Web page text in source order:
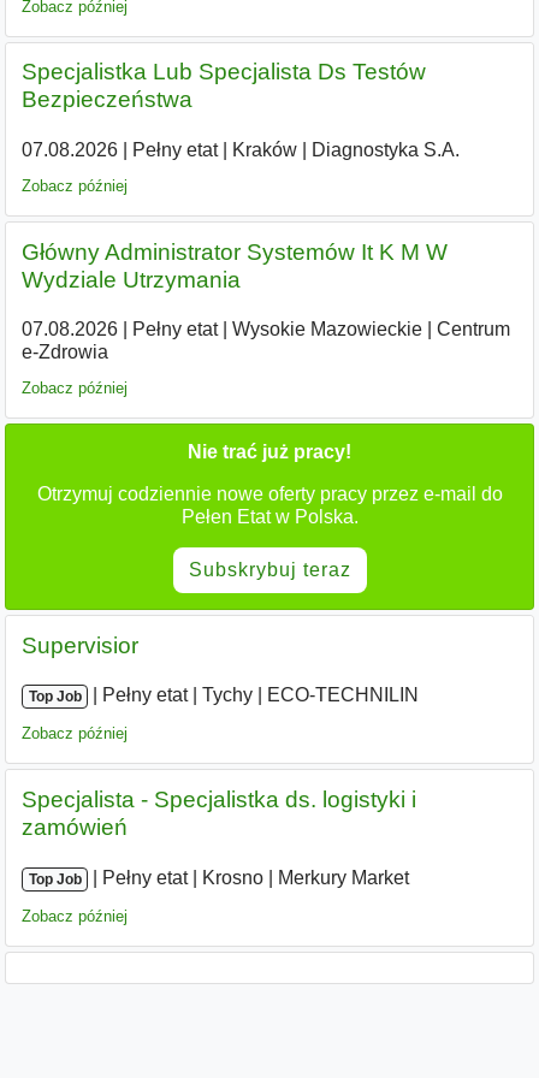
Zobacz później
Specjalistka Lub Specjalista Ds Testów
Bezpieczeństwa
07.08.2026| Pełny etat| Kraków| Diagnostyka S.A.
Zobacz później
Główny Administrator Systemów It K M W
Wydziale Utrzymania
07.08.2026| Pełny etat| Wysokie Mazowieckie|
Centrum
e-Zdrowia
Zobacz później
Nie trać już pracy!
Otrzymuj codziennie nowe oferty pracy przez e-mail do
Pełen Etat w Polska.
Subskrybuj teraz
Supervisior
Top Job Pełny etat| Tychy ECO-TECHNILIN
Zobacz później
Specjalista - Specjalistka ds. logistyki i
zamówień
Top Job Pełny etat| Krosno Merkury Market
Zobacz później